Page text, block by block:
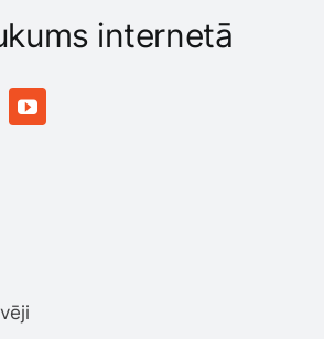
internetā